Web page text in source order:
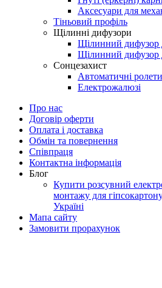
Аксесуари для
Тіньовий профіль
Щілинні дифузори
Щілинний дифузор
Щілинний дифузор
Сонцезахист
Автоматичні
Електрожалюзі
Про нас
Договір оферти
Оплата і доставка
Обмін та повернення
Співпраця
Контактна інформація
Блог
Купити розсувний
монтажу для
Україні
Мапа сайту
Замовити прорахунок